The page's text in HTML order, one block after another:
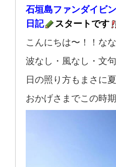
石垣島ファンダイビ
日記
スタートです
こんにちは〜！！な
波なし・風なし・文
日の照り方もまさに
おかげさまでこの時